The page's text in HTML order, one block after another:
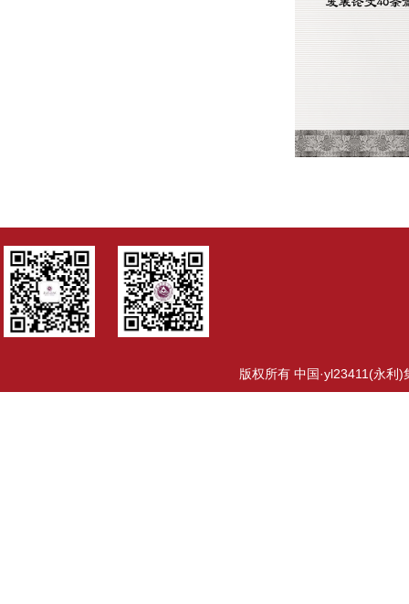
版权所有 中国·yl23411(永